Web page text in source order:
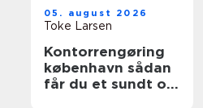
05. august 2026
Toke Larsen
Kontorrengøring
københavn sådan
får du et sundt og